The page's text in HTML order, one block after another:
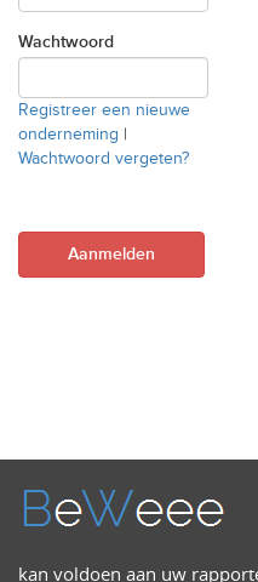
Wachtwoord
Registreer een nieuwe
onderneming |
Wachtwoord vergeten?
kan voldoen aan uw